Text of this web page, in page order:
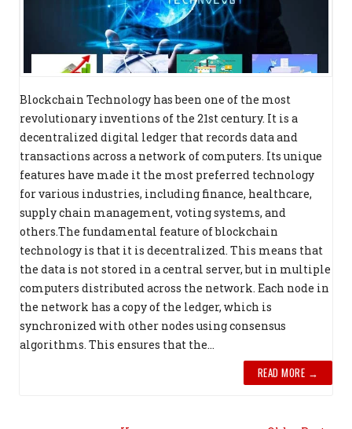
Blockchain Technology has been one of the most
revolutionary inventions of the 21st century. It is a
decentralized digital ledger that records data and
transactions across a network of computers. Its unique
features have made it the most preferred technology
for various industries, including finance, healthcare,
supply chain management, voting systems, and
others.The fundamental feature of blockchain
technology is that it is decentralized. This means that
the data is not stored in a central server, but in multiple
computers distributed across the network. Each node in
the network has a copy of the ledger, which is
synchronized with other nodes using consensus
algorithms. This ensures that the...
READ MORE →